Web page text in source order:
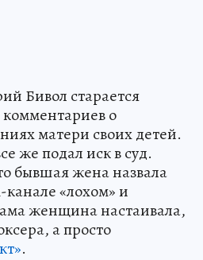
Бивол старается
комментариев о
матери своих детей.
же подал иск в суд.
бывшая жена назвала
канале «лохом» и
женщина настаивала,
а просто
.